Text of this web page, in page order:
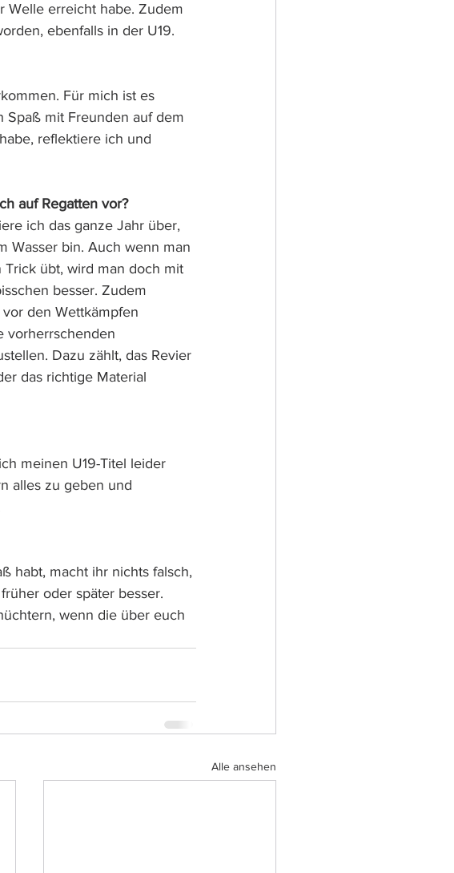
Welle erreicht habe. Zudem
ebenfalls in der U19.
Für mich ist es
Spaß mit Freunden auf dem
reflektiere ich und
auf Regatten vor?
ich das ganze Jahr über,
Wasser bin. Auch wenn man
Trick übt, wird man doch mit
besser. Zudem
den Wettkämpfen
vorherrschenden
Dazu zählt, das Revier
das richtige Material
meinen U19-Titel leider
alles zu geben und
habt, macht ihr nichts falsch,
oder später besser.
wenn die über euch
Alle ansehen